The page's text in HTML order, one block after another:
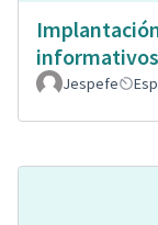
informativos
Jespefe